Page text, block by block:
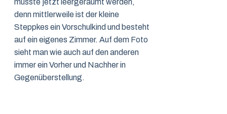
musste jetzt leergeräumt werden,
denn mittlerweile ist der kleine
Steppkes ein Vorschulkind und besteht
auf ein eigenes Zimmer. Auf dem Foto
sieht man wie auch auf den anderen
immer ein Vorher und Nachher in
Gegenüberstellung.